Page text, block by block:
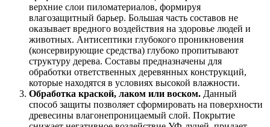
верхние слои пиломатериалов, формируя
влагозащитный барьер. Большая часть составов не
оказывает вредного воздействия на здоровье людей и
животных. Антисептики глубокого проникновения
(консервирующие средства) глубоко пропитывают
структуру дерева. Составы предназначены для
обработки ответственных деревянных конструкций,
которые находятся в условиях высокой влажности.
Обработка краской, лаком или воском. Данный
способ защиты позволяет сформировать на поверхности
древесины влагонепроницаемый слой. Покрытие